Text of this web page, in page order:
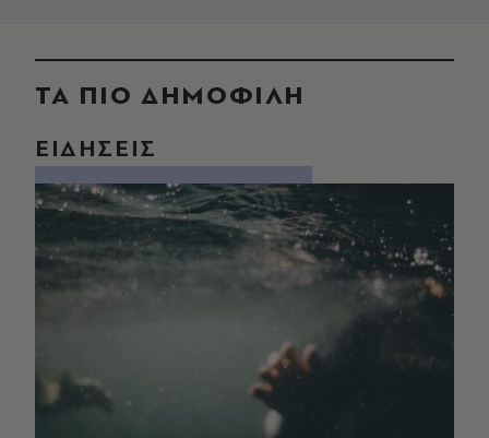
ΤΑ ΠΙΟ ΔΗΜΟΦΙΛΗ
ΕΙΔΗΣΕΙΣ